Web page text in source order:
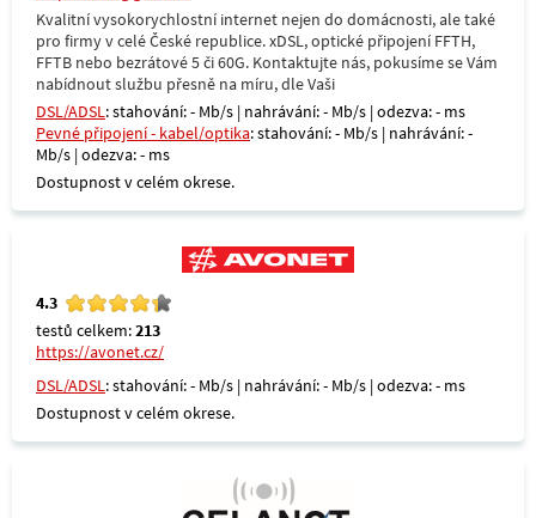
Kvalitní vysokorychlostní internet nejen do domácnosti, ale také
pro firmy v celé České republice. xDSL, optické připojení FFTH,
FFTB nebo bezrátové 5 či 60G. Kontaktujte nás, pokusíme se Vám
nabídnout službu přesně na míru, dle Vaši
DSL/ADSL: stahování: - Mb/s | nahrávání: - Mb/s | odezva: - ms
Pevné připojení - kabel/optika: stahování: - Mb/s | nahrávání: -
Mb/s | odezva: - ms
Dostupnost v celém okrese.
4.3
testů celkem:213
https://avonet.cz/
DSL/ADSL: stahování: - Mb/s | nahrávání: - Mb/s | odezva: - ms
Dostupnost v celém okrese.